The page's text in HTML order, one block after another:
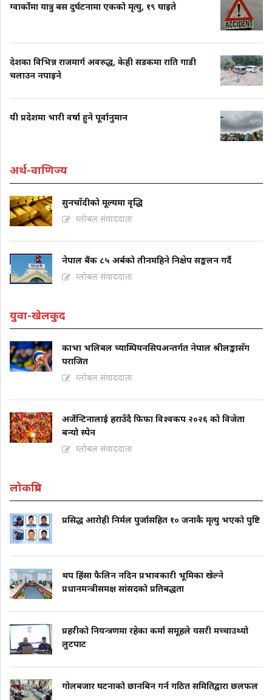
ग्वार्कोमा यात्रु बस दुर्घटनामा एकको मृत्यु, १९ घाइते
देशका विभिन्न राजमार्ग अवरुद्ध, केही सडकमा राति गाडी
चलाउन नपाइने
यी प्रदेशमा भारी वर्षा हुने पूर्वानुमान
अर्थ-वाणिज्य
सुनचाँदीको मूल्यमा वृद्धि
ग्लोबल संवाददाता
नेपाल बैंक ८५ अर्बको तीनमहिने निक्षेप सङ्कलन गर्दै
ग्लोबल संवाददाता
युवा-खेलकुद
काभा भलिबल च्याम्पियनसिपअन्तर्गत नेपाल श्रीलङ्कासँग
पराजित
ग्लोबल संवाददाता
अर्जेन्टिनालाई हराउँदै फिफा विश्वकप २०२६ को विजेता
बन्यो स्पेन
ग्लोबल संवाददाता
लोकप्रिय
प्रसिद्ध आरोही निर्मल पुर्जासहित १० जनाकै मृत्यु भएको पुष्टि
थप हिंसा फैलिन नदिन प्रभावकारी भूमिका खेल्ने
प्रधानमन्त्रीसमक्ष सांसदको प्रतिबद्धता
प्रहरीको नियन्त्रणमा रहेका कर्मा समूहले यसरी मच्चाउथ्यो
लुटपाट
गोलबजार घटनाको छानबिन गर्न गठित समितिद्वारा छलफल